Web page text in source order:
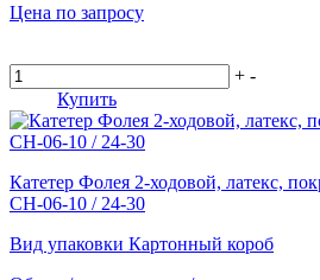
Цена по запросу
+ -
Купить
Катетер Фолея 2-ходовой, латекс,
СН-06-10 / 24-30
Вид упаковки Картонный короб